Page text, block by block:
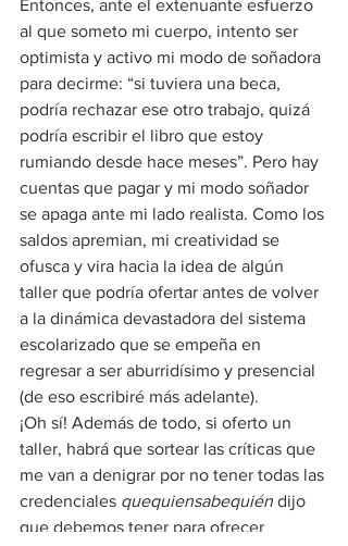
Entonces, ante el extenuante esfuerzo
al que someto mi cuerpo, intento ser
optimista y activo mi modo de soñadora
para decirme: “si tuviera una beca,
podría rechazar ese otro trabajo, quizá
podría escribir el libro que estoy
rumiando desde hace meses”. Pero hay
cuentas que pagar y mi modo soñador
se apaga ante mi lado realista. Como los
saldos apremian, mi creatividad se
ofusca y vira hacia la idea de algún
taller que podría ofertar antes de volver
a la dinámica devastadora del sistema
escolarizado que se empeña en
regresar a ser aburridísimo y presencial
(de eso escribiré más adelante).
¡Oh sí! Además de todo, si oferto un
taller, habrá que sortear las críticas que
me van a denigrar por no tener todas las
credenciales quequiensabequién dijo
que debemos tener para ofrecer